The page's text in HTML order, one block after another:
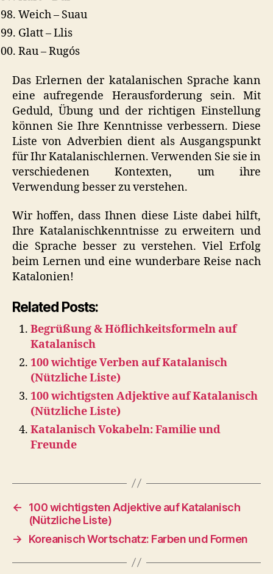
Weich – Suau
Glatt – Llis
Rau – Rugós
Das Erlernen der katalanischen Sprache kann
eine aufregende Herausforderung sein. Mit
Geduld, Übung und der richtigen Einstellung
können Sie Ihre Kenntnisse verbessern. Diese
Liste von Adverbien dient als Ausgangspunkt
für Ihr Katalanischlernen. Verwenden Sie sie in
verschiedenen Kontexten, um ihre
Verwendung besser zu verstehen.
Wir hoffen, dass Ihnen diese Liste dabei hilft,
Ihre Katalanischkenntnisse zu erweitern und
die Sprache besser zu verstehen. Viel Erfolg
beim Lernen und eine wunderbare Reise nach
Katalonien!
Related Posts:
Begrüßung & Höflichkeitsformeln auf
Katalanisch
100 wichtige Verben auf Katalanisch
(Nützliche Liste)
100 wichtigsten Adjektive auf Katalanisch
(Nützliche Liste)
Katalanisch Vokabeln: Familie und
Freunde
←
100 wichtigsten Adjektive auf Katalanisch
(Nützliche Liste)
→
Koreanisch Wortschatz: Farben und Formen